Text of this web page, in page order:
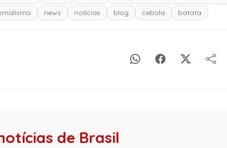
news notícias blog cebola batata
de Brasil